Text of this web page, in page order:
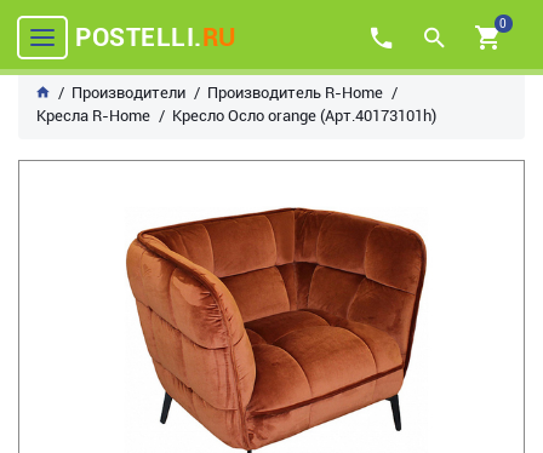
POSTELLI.RU 0
Производители
Производитель R-Home
Кресла R-Home
Кресло Осло orange (Арт.40173101h)